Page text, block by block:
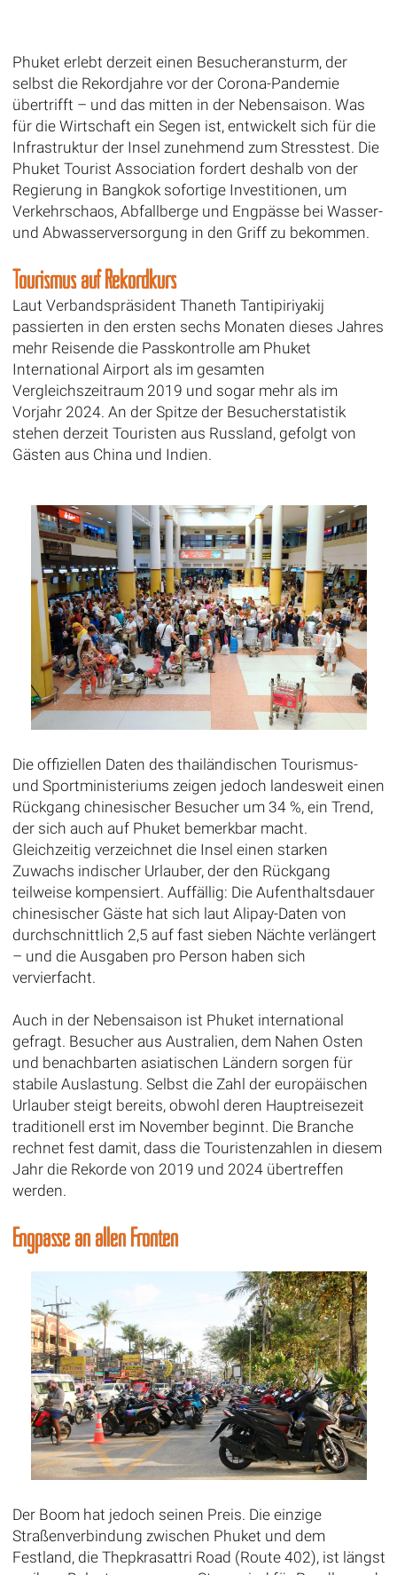
Phuket erlebt derzeit einen Besucheransturm, der
selbst die Rekordjahre vor der Corona-Pandemie
übertrifft – und das mitten in der Nebensaison. Was
für die Wirtschaft ein Segen ist, entwickelt sich für die
Infrastruktur der Insel zunehmend zum Stresstest. Die
Phuket Tourist Association fordert deshalb von der
Regierung in Bangkok sofortige Investitionen, um
Verkehrschaos, Abfallberge und Engpässe bei Wasser-
und Abwasserversorgung in den Griff zu bekommen.
Tourismus auf Rekordkurs
Laut Verbandspräsident Thaneth Tantipiriyakij
passierten in den ersten sechs Monaten dieses Jahres
mehr Reisende die Passkontrolle am Phuket
International Airport als im gesamten
Vergleichszeitraum 2019 und sogar mehr als im
Vorjahr 2024. An der Spitze der Besucherstatistik
stehen derzeit Touristen aus Russland, gefolgt von
Gästen aus China und Indien.
Die offiziellen Daten des thailändischen Tourismus-
und Sportministeriums zeigen jedoch landesweit einen
Rückgang chinesischer Besucher um 34 %, ein Trend,
der sich auch auf Phuket bemerkbar macht.
Gleichzeitig verzeichnet die Insel einen starken
Zuwachs indischer Urlauber, der den Rückgang
teilweise kompensiert. Auffällig: Die Aufenthaltsdauer
chinesischer Gäste hat sich laut Alipay-Daten von
durchschnittlich 2,5 auf fast sieben Nächte verlängert
– und die Ausgaben pro Person haben sich
vervierfacht.
Auch in der Nebensaison ist Phuket international
gefragt. Besucher aus Australien, dem Nahen Osten
und benachbarten asiatischen Ländern sorgen für
stabile Auslastung. Selbst die Zahl der europäischen
Urlauber steigt bereits, obwohl deren Hauptreisezeit
traditionell erst im November beginnt. Die Branche
rechnet fest damit, dass die Touristenzahlen in diesem
Jahr die Rekorde von 2019 und 2024 übertreffen
werden.
Engpässe an allen Fronten
Der Boom hat jedoch seinen Preis. Die einzige
Straßenverbindung zwischen Phuket und dem
Festland, die Thepkrasattri Road (Route 402), ist längst